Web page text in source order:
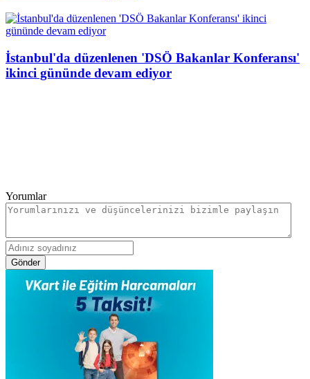
İstanbul'da düzenlenen 'DSÖ Bakanlar Konferansı'
ikinci gününde devam ediyor
Yorumlar
Gönder